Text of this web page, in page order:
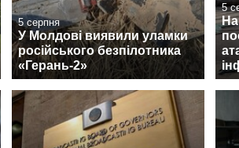
5 серпня
У Молдові виявили уламки
російського безпілотника
«Герань-2»
5
На